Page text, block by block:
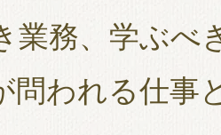
業務、学ぶべ
問われる仕事